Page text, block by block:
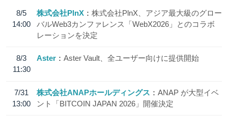
8/5
14:00
株式会社PlnX
株式会社PlnX、アジア最大級のグロー
バルWeb3カンファレンス「WebX2026」とのコラボ
レーションを決定
8/3
11:30
Aster Aster Vault、全ユーザー向けに提供開始
7/31
13:00
株式会社ANAPホールディングス
ANAP が大型イベ
ント「BITCOIN JAPAN 2026」開催決定